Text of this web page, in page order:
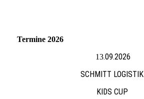
Termine 2026
13.09.2026
SCHMITT LOGISTIK
KIDS CUP